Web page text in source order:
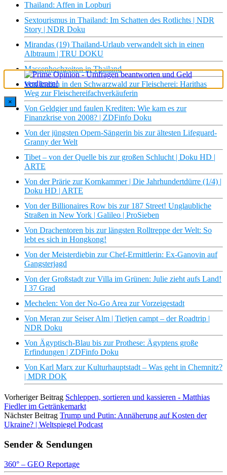
Thailand: Affen in Lopburi
Sextourismus in Thailand: Im Schatten des Rotlichts | NDR
Story | NDR Doku
Mirandas (19) Thailand-Urlaub verwandelt sich in einen
Albtraum | TRU DOKU
Massenhochzeiten in Thailand
Von Indien in den Schwarzwald zur Fleischerei: Harithas
Weg zur Fleischereifachverkäuferin
Von Geldgier und faulen Krediten: Wie kam es zur
Finanzkrise von 2008? | ZDFinfo Doku
Von der jüngsten Opern-Sängerin bis zur ältesten Lifeguard-
Granny der Welt
Tibet – von der Quelle bis zur großen Schlucht | Doku HD |
ARTE
Von der Prärie zur Kornkammer | Die Jahrhundertdürre (1/4) |
Doku HD | ARTE
Von der Billionaires Row bis zur 187 Street! Unglaubliche
Straßen in New York | Galileo | ProSieben
Von Drachentoren bis zur längsten Rolltreppe der Welt: So
lebt es sich in Hongkong!
Von der Meisterdiebin zur Chef-Ermittlerin: Ex-Ganovin auf
Gangsterjagd
Von der Großstadt zur Villa im Grünen: Julie zieht aufs Land!
I 37 Grad
Mechelen: Von der No-Go Area zur Vorzeigestadt
Von Meran zur Seiser Alm | Tietjen campt – der Roadtrip |
NDR Doku
Von Ägyptisch-Blau bis zur Prothese: Ägyptens große
Erfindungen | ZDFinfo Doku
Von Karl Marx zur Kulturhauptstadt – Was geht in Chemnitz?
| MDR DOK
Vorheriger Beitrag Schleppen, sortieren und kassieren - Matthias
Fiedler im Getränkemarkt
Nächster Beitrag Trump und Putin: Annäherung auf Kosten der
Ukraine? | Weltspiegel Podcast
Sender & Sendungen
360° – GEO Reportage
×